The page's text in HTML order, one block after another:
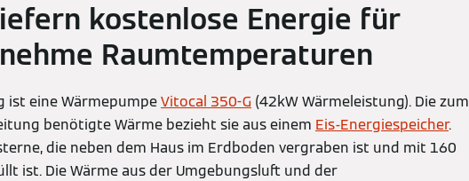
kostenlose Energie für
Raumtemperaturen
ist eine WärmepumpeVitocal 350-G (42kW Wärmeleistung). Die zum
benötigte Wärme bezieht sie aus einem Eis-Energiespeicher.
die neben dem Haus im Erdboden vergraben ist und mit 160
ist. Die Wärme aus der Umgebungsluft und der